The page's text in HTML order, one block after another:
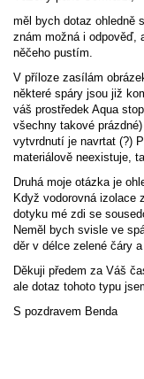
měl bych dotaz ohledně
znám možná i odpověď,
něčeho pustím.
V příloze zasílám
některé spáry jsou již
váš prostředek Aqua
všechny takové
vytvrdnutí je navrtat (?)
materiálově neexistuje,
Druhá moje otázka je
Když vodorovná izolace
dotyku mé zdi se
Neměl bych svisle ve
děr v délce zelené čáry
Děkuji předem za Váš
ale dotaz tohoto typu
S pozdravem Benda